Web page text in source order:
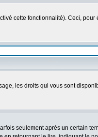
cette fonctionnalité). Ceci,
les droits qui vous sont
seulement après un certain